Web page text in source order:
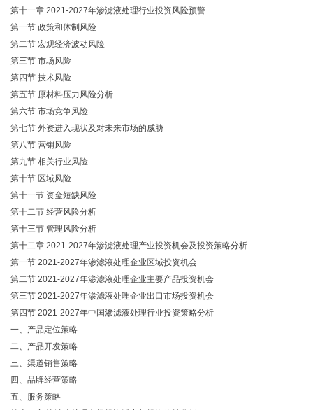
第十一章 2021-2027年渗滤液处理行业投资风险预警
第一节 政策和体制风险
第二节 宏观经济波动风险
第三节 市场风险
第四节 技术风险
第五节 原材料压力风险分析
第六节 市场竞争风险
第七节 外资进入现状及对未来市场的威胁
第八节 营销风险
第九节 相关行业风险
第十节 区域风险
第十一节 资金短缺风险
第十二节 经营风险分析
第十三节 管理风险分析
第十二章 2021-2027年渗滤液处理产业投资机会及投资策略分析
第一节 2021-2027年渗滤液处理企业区域投资机会
第二节 2021-2027年渗滤液处理企业主要产品投资机会
第三节 2021-2027年渗滤液处理企业出口市场投资机会
第四节 2021-2027年中国渗滤液处理行业投资策略分析
一、产品定位策略
二、产品开发策略
三、渠道销售策略
四、品牌经营策略
五、服务策略